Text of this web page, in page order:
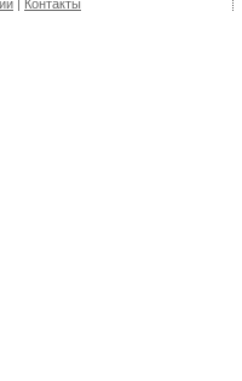
| Контакты